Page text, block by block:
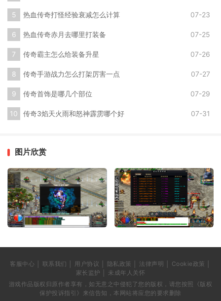
热血传奇打怪经验衰减怎么计算 07-23
热血传奇赤月去哪里打装备 07-25
传奇霸主怎么给装备升星 07-26
传奇手游战力怎么打架厉害一点 07-27
传奇首饰是哪几个部位 07-29
传奇3焰天火雨和怒神霹雳哪个好 07-31
图片欣赏
客服中心 │ 联系我们 │ 用户协议 │ 隐私政策 │ 法律声明 │ Cookie政策 │
家长监护 │ 未成年人关怀
游戏作品版权归原作者享有，如无意之中侵犯了您的版权，请您按照《版权
保护投诉指引》来信告知，本网站将应您的要求删除